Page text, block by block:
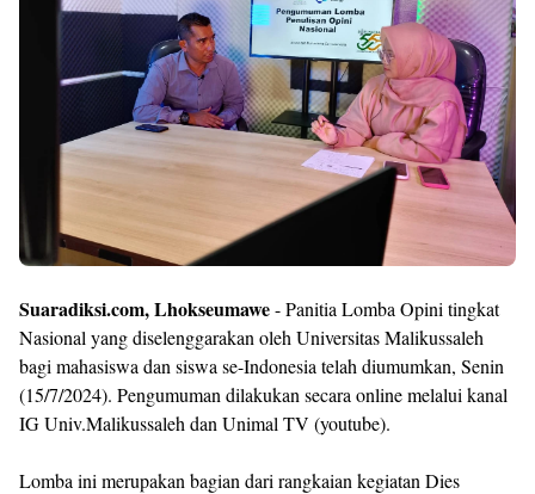
Shroff
Templates
Suaradiksi.com, Lhokseumawe- Panitia Lomba Opini tingkat
Nasional yang diselenggarakan oleh Universitas Malikussaleh
bagi mahasiswa dan siswa se-Indonesia telah diumumkan, Senin
(15/7/2024). Pengumuman dilakukan secara online melalui kanal
IG Univ.Malikussaleh dan Unimal TV (youtube).
Lomba ini merupakan bagian dari rangkaian kegiatan Dies